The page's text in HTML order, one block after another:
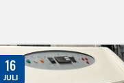
16
JULI